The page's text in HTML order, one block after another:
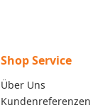
Shop Service
Über Uns
Kundenreferenzen